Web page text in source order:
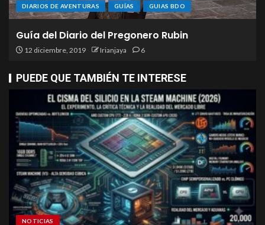
DIARIOS DE AVENTURAS GUÍAS GUIAS BDO
Guía del Diario del Pregonero Rubin
12 diciembre, 2019 Irianjaya 6
PUEDE QUE TAMBIÉN TE INTERESE
NOTICIAS